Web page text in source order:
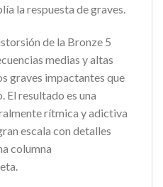
la respuesta de graves.
de la Bronze 5
medias y altas
graves impactantes que
El resultado es una
rítmica y adictiva
escala con detalles
columna